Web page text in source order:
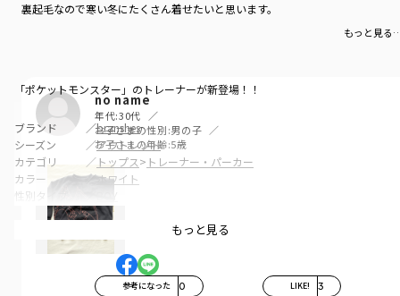
裏起毛なので寒い冬にたくさん着せたいと思います。
もっと見る
no name
年代:30代
お子さまの性別:男の子
お子さまの年齢:5歳
参考になった 0 LIKE! 3
「ポケットモンスター」のトレーナーが新登場！！
ブランド ／branshes
シーズン
／アウトレット
カテゴリ
／トップス> トレーナー・パーカー
カラー
／ホワイト
性別タイプ
商品番号
／11-4604-011
もっと見る